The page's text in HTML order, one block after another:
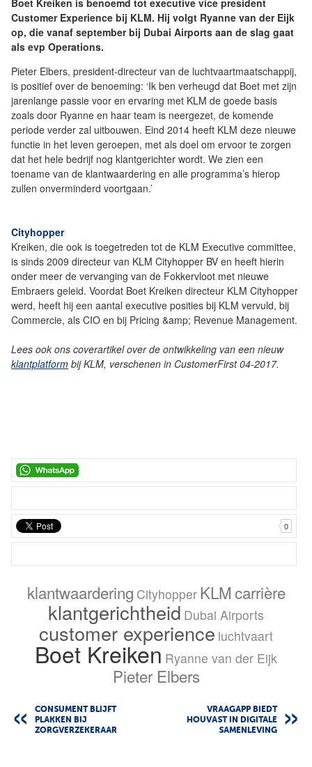
Boet Kreiken is benoemd tot executive vice president
Customer Experience bij KLM. Hij volgt Ryanne van der Eijk
op, die vanaf september bij Dubai Airports aan de slag gaat
als evp Operations.
Pieter Elbers, president-directeur van de luchtvaartmaatschappij,
is positief over de benoeming: ‘Ik ben verheugd dat Boet met zijn
jarenlange passie voor en ervaring met KLM de goede basis
zoals door Ryanne en haar team is neergezet, de komende
periode verder zal uitbouwen. Eind 2014 heeft KLM deze nieuwe
functie in het leven geroepen, met als doel om ervoor te zorgen
dat het hele bedrijf nog klantgerichter wordt. We zien een
toename van de klantwaardering en alle programma’s hierop
zullen onverminderd voortgaan.’
Cityhopper
Kreiken, die ook is toegetreden tot de KLM Executive committee,
is sinds 2009 directeur van KLM Cityhopper BV en heeft hierin
onder meer de vervanging van de Fokkervloot met nieuwe
Embraers geleid. Voordat Boet Kreiken directeur KLM Cityhopper
werd, heeft hij een aantal executive posities bij KLM vervuld, bij
Commercie, als CIO en bij Pricing &amp; Revenue Management.
Lees ook ons coverartikel over de ontwikkeling van een nieuw
klantplatform bij KLM, verschenen in CustomerFirst 04-2017.
0
klantwaardering Cityhopper KLMcarrière
klantgerichtheid Dubai Airports
customer experience luchtvaart
Boet Kreiken Ryanne van der Eijk
Pieter Elbers
CONSUMENT BLIJFT
PLAKKEN BIJ
ZORGVERZEKERAAR
VRAAGAPP BIEDT
HOUVAST IN DIGITALE
SAMENLEVING